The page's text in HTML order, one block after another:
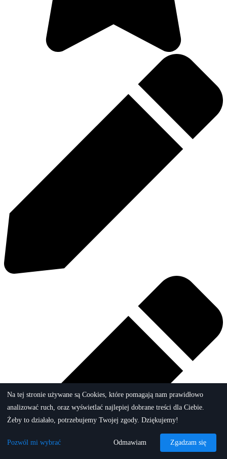
Na tej stronie używane są Cookies, które pomagają nam prawidłowo
analizować ruch, oraz wyświetlać najlepiej dobrane treści dla Ciebie.
Żeby to działało, potrzebujemy Twojej zgody. Dziękujemy!
Pozwól mi wybrać Odmawiam Zgadzam się